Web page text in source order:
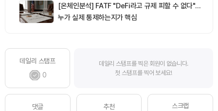
[온체인분석] FATF "DeFi라고 규제 피할 수 없다"…
누가 실제 통제하는지가 핵심
데일리 스탬프
0
데일리 스탬프를 찍은 회원이 없습니다.
첫 스탬프를 찍어 보세요!
댓글
추천
스크랩